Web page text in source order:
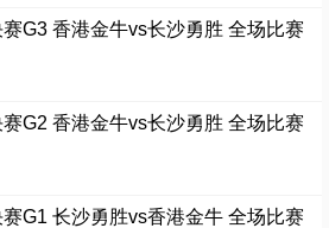
G3 香港金牛vs长沙勇胜 全场比赛
G2 香港金牛vs长沙勇胜 全场比赛
G1 长沙勇胜vs香港金牛 全场比赛